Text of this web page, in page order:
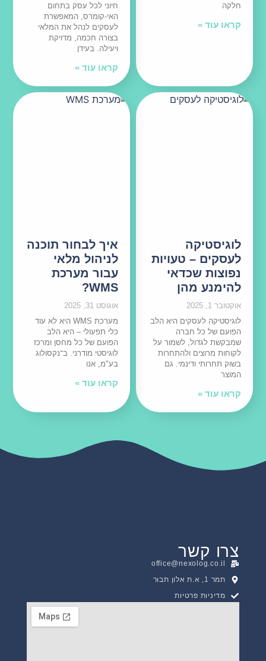
חלקה
קראו עוד »
חיוני לכל עסק בתחום
האי-קומרס, המאפשרת
לעסקים לנהל את המלאי
בצורה חכמה, מדויקת
ויעילה. בעידן
קראו עוד »
לוגיסטיקה
לעסקים – טעויות
נפוצות שכדאי
להימנע מהן
אוקטובר 1, 2025
לוגיסטיקה לעסקים היא הלב
הפועם של כל חברה
שמבקשת לגדול, לשמור על
לקוחות מרוצים ולהתחרות
בשוק תחרותי ודינמי. גם
המוצר
קראו עוד »
איך לבחור תוכנה
לניהול מלאי
עבור מערכת
WMS?
אוגוסט 31, 2025
מערכת WMS היא לא עוד
כלי תפעולי – היא הלב
הפועם של כל מחסן ומרכז
לוגיסטי מודרני. ב־נקסולוג
בע"מ, אנו
קראו עוד »
צרו קשר
office@nexolog.co.il
תמר 1, א.ת אלון תבור
מדיניות פרטיות